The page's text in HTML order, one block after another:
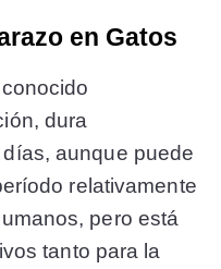
en Gatos
dura
aunque puede
relativamente
pero está
tanto para la